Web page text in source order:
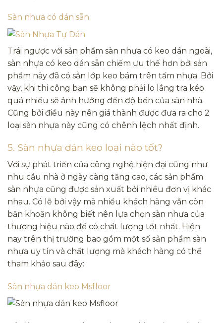
Sàn nhựa có dán sẵn
Trái ngược với sản phẩm sàn nhựa có keo dán ngoài,
sàn nhựa có keo dán sẵn chiếm ưu thế hơn bởi sản
phẩm này đã có sẵn lớp keo bám trên tấm nhựa. Bởi
vậy, khi thi công bạn sẽ không phải lo lắng tra kéo
quá nhiều sẽ ảnh hưởng đến độ bền của sàn nhà.
Cũng bởi điều này nên giá thành được đưa ra cho 2
loại sàn nhựa này cũng có chênh lệch nhất định.
5. Sàn nhựa dán keo loại nào tốt?
Với sự phát triển của công nghệ hiện đại cũng như
nhu cầu nhà ở ngày càng tăng cao, các sản phẩm
sàn nhựa cũng được sản xuất bởi nhiều đơn vị khác
nhau. Có lẽ bởi vậy mà nhiều khách hàng vẫn còn
băn khoăn không biết nên lựa chọn sàn nhựa của
thương hiệu nào để có chất lượng tốt nhất. Hiện
nay trên thị trường bao gồm một số sản phẩm sàn
nhựa uy tín và chất lượng mà khách hàng có thể
tham khảo sau đây:
Sàn nhựa dán keo Msfloor